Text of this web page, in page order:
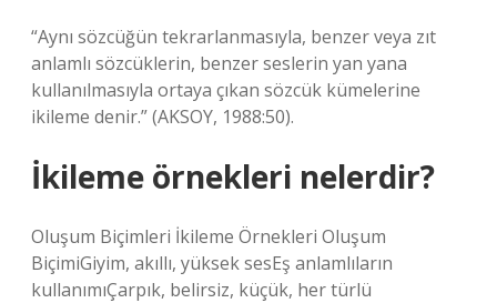
“Aynı sözcüğün tekrarlanmasıyla, benzer veya zıt
anlamlı sözcüklerin, benzer seslerin yan yana
kullanılmasıyla ortaya çıkan sözcük kümelerine
ikileme denir.” (AKSOY, 1988:50).
İkileme örnekleri nelerdir?
Oluşum Biçimleri İkileme Örnekleri Oluşum
BiçimiGiyim, akıllı, yüksek sesEş anlamlıların
kullanımıÇarpık, belirsiz, küçük, her türlü